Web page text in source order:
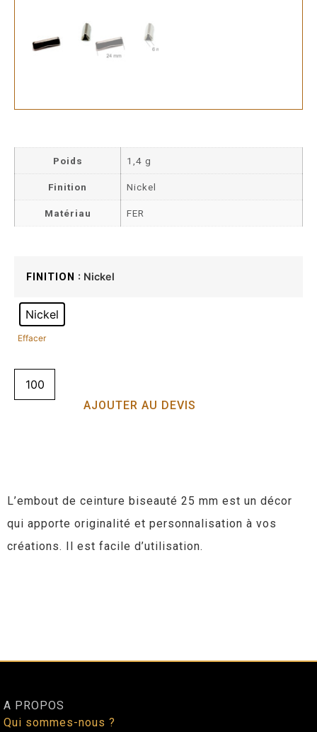
Poids 1,4 g
Finition Nickel
Matériau FER
FINITION : Nickel
Nickel
Effacer
AJOUTER AU DEVIS
L’embout de ceinture biseauté 25 mm est un décor
qui apporte originalité et personnalisation à vos
créations. Il est facile d’utilisation.
A PROPOS
Qui sommes-nous ?